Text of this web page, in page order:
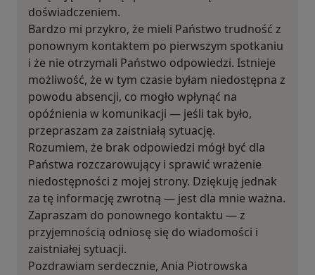
doświadczeniem.
Bardzo mi przykro, że mieli Państwo trudność z
ponownym kontaktem po pierwszym spotkaniu
i że nie otrzymali Państwo odpowiedzi. Istnieje
możliwość, że w tym czasie byłam niedostępna z
powodu absencji, co mogło wpłynąć na
opóźnienia w komunikacji — jeśli tak było,
przepraszam za zaistniałą sytuację.
Rozumiem, że brak odpowiedzi mógł być dla
Państwa rozczarowujący i sprawić wrażenie
niedostępności z mojej strony. Dziękuję jednak
za tę informację zwrotną — jest dla mnie ważna.
Zapraszam do ponownego kontaktu — z
przyjemnością odniosę się do wiadomości i
zaistniałej sytuacji.
Pozdrawiam serdecznie, Ania Piotrowska